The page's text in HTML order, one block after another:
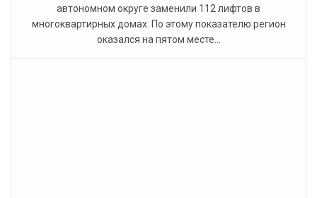
автономном округе заменили 112 лифтов в
многоквартирных домах. По этому показателю регион
оказался на пятом месте...